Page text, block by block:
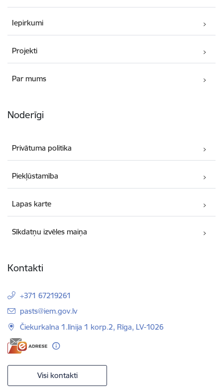
Iepirkumi
Projekti
Par mums
Noderīgi
Privātuma politika
Piekļūstamība
Lapas karte
Sīkdatņu izvēles maiņa
Kontakti
+371 67219261
E-pasts:
pasts@iem.gov.lv
Čiekurkalna 1.līnija 1 korp.2, Rīga, LV-1026
Visi kontakti